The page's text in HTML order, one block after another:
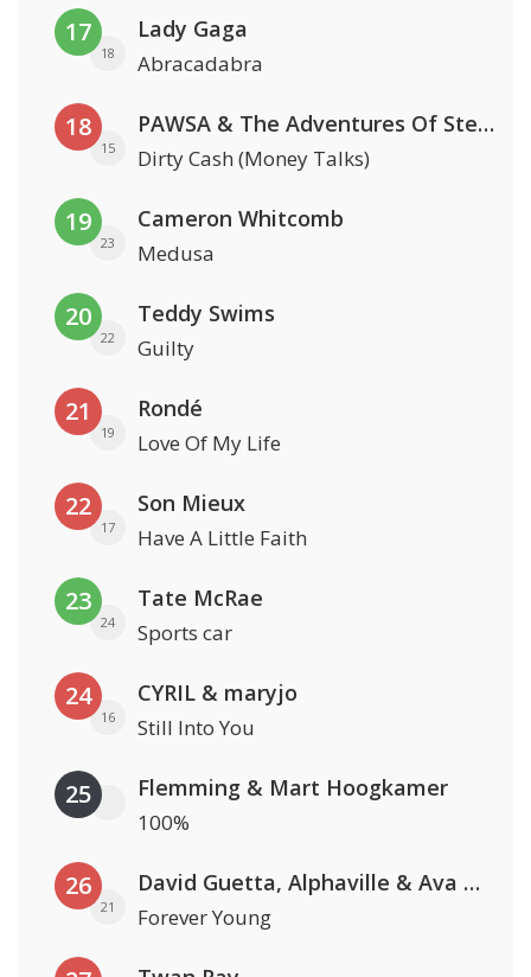
17
18
Lady Gaga
Abracadabra
18
15
PAWSA & The Adventures Of Stevie V
Dirty Cash (Money Talks)
19
23
Cameron Whitcomb
Medusa
20
22
Teddy Swims
Guilty
21
19
Rondé
Love Of My Life
22
17
Son Mieux
Have A Little Faith
23
24
Tate McRae
Sports car
24
16
CYRIL & maryjo
Still Into You
25 Flemming & Mart Hoogkamer
100%
26
21
David Guetta, Alphaville & Ava Max
Forever Young